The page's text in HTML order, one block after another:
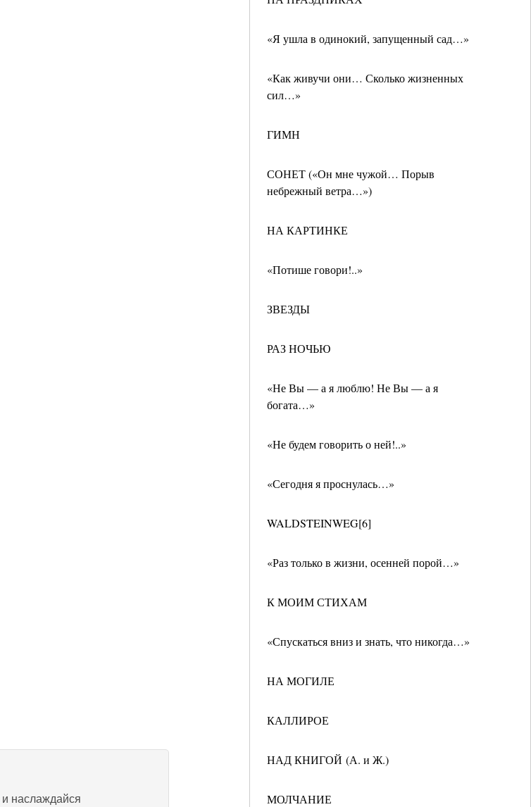
«Я ушла в одинокий, запущенный сад…»
«Как живучи они… Сколько жизненных
сил…»
ГИМН
СОНЕТ («Он мне чужой… Порыв
небрежный ветра…»)
НА КАРТИНКЕ
«Потише говори!..»
ЗВЕЗДЫ
РАЗ НОЧЬЮ
«Не Вы — а я люблю! Не Вы — а я
богата…»
«Не будем говорить о ней!..»
«Сегодня я проснулась…»
WALDSTEINWEG[6]
«Раз только в жизни, осенней порой…»
К МОИМ СТИХАМ
«Спускаться вниз и знать, что никогда…»
НА МОГИЛЕ
КАЛЛИРОЕ
НАД КНИГОЙ (А. и Ж.)
МОЛЧАНИЕ
и наслаждайся